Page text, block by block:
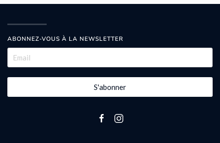
ABONNEZ-VOUS À LA NEWSLETTER
S'abonner